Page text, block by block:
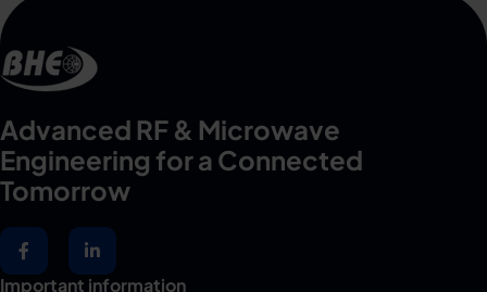
Advanced RF & Microwave
Engineering for a Connected
Tomorrow
Important information